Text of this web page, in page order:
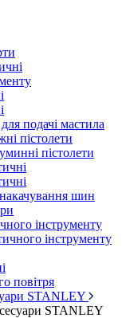
подачі мастила
пістолети
пістолети
шин
інструменту
інструменту
повітря
STANLEY
STANLEY